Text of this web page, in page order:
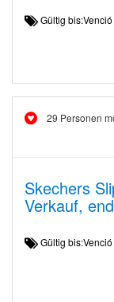
Gültig
29 Personen
Skechers
Verkauf,
Gültig